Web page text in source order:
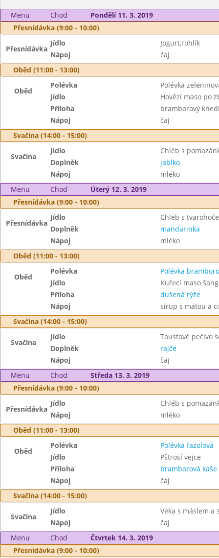
Menu Chod
Pondělí 11. 3. 2019
Přesnídávka (9:00 - 10:00)
Přesnídávka
Jídlo
Jogurt,rohlík
Nápoj
čaj
Oběd (11:00 - 13:00)
Oběd
Polévka
Polévka
Jídlo
Hovězí maso po
Příloha
bramborový
Nápoj
čaj
Svačina (14:00 - 15:00)
Svačina
Jídlo
Chléb s
Doplněk
jablko
Nápoj
mléko
Menu
Chod
Úterý 12. 3. 2019
Přesnídávka (9:00 - 10:00)
Přesnídávka
Jídlo
Chléb s
Doplněk
mandarinka
Nápoj
mléko
Oběd (11:00 - 13:00)
Oběd
Polévka
Polévka
Jídlo
Kuřecí maso
Příloha
dušená rýže
Nápoj
sirup s mátou a
Svačina (14:00 - 15:00)
Svačina
Jídlo
Toustové pečivo
Doplněk
rajče
Nápoj
čaj
Menu
Chod
Středa 13. 3. 2019
Přesnídávka (9:00 - 10:00)
Přesnídávka
Jídlo
Chléb s
Nápoj
mléko
Oběd (11:00 - 13:00)
Oběd
Polévka
Polévka fazolová
Jídlo
Pštrosí vejce
Příloha
bramborová kaše
Nápoj
čaj
Svačina (14:00 - 15:00)
Svačina
Jídlo
Veka s máslem a
Nápoj
čaj
Menu
Chod
Čtvrtek 14. 3. 2019
Přesnídávka (9:00 - 10:00)